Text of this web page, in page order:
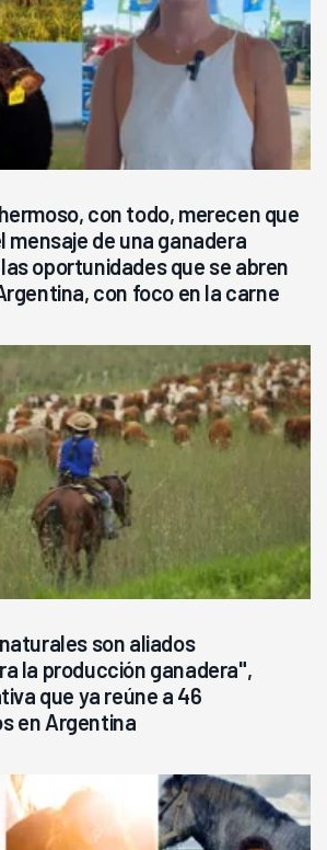
con todo, merecen que
mensaje de una ganadera
oportunidades que se abren
con foco en la carne
son aliados
la producción ganadera",
que ya reúne a 46
en Argentina